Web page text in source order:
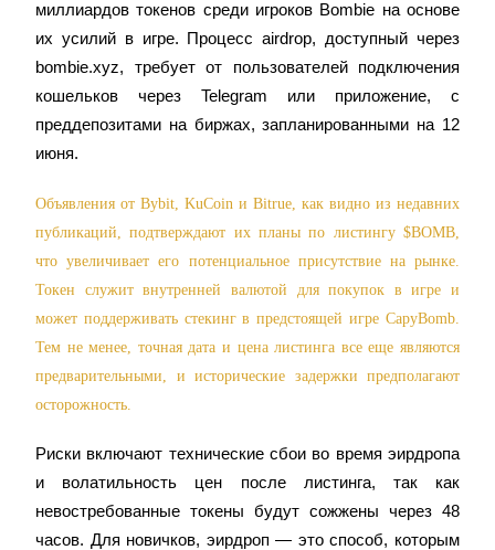
Присоединяйтесь к лучшим трейдерам
Станьте копи-трейдером
Наслаждайтесь распределением прибыли и комиссиями
за копи-трейдинг
миллиардов токенов среди игроков Bombie на основе
их усилий в игре. Процесс airdrop, доступный через
bombie.xyz, требует от пользователей подключения
кошельков через Telegram или приложение, с
преддепозитами на биржах, запланированными на 12
июня.
Объявления от Bybit, KuCoin и Bitrue, как видно из недавних
публикаций, подтверждают их планы по листингу $BOMB,
что увеличивает его потенциальное присутствие на рынке.
Токен служит внутренней валютой для покупок в игре и
может поддерживать стекинг в предстоящей игре CapyBomb.
Тем не менее, точная дата и цена листинга все еще являются
предварительными, и исторические задержки предполагают
осторожность.
Риски включают технические сбои во время эирдропа
и волатильность цен после листинга, так как
невостребованные токены будут сожжены через 48
часов. Для новичков, эирдроп — это способ, которым